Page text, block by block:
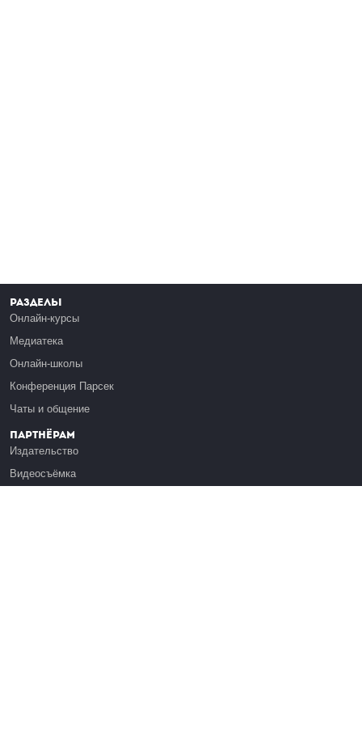
Разделы
Онлайн-курсы
Медиатека
Онлайн-школы
Конференция Парсек
Чаты и общение
Партнёрам
Издательство
Видеосъёмка